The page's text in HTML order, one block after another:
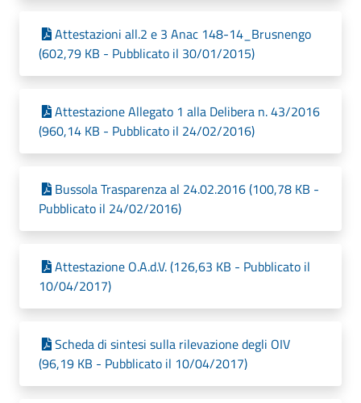
Attestazioni all.2 e 3 Anac 148-14_Brusnengo
(602,79 KB - Pubblicato il 30/01/2015)
Attestazione Allegato 1 alla Delibera n. 43/2016
(960,14 KB - Pubblicato il 24/02/2016)
Bussola Trasparenza al 24.02.2016 (100,78 KB -
Pubblicato il 24/02/2016)
Attestazione O.A.d.V. (126,63 KB - Pubblicato il
10/04/2017)
Scheda di sintesi sulla rilevazione degli OIV
(96,19 KB - Pubblicato il 10/04/2017)